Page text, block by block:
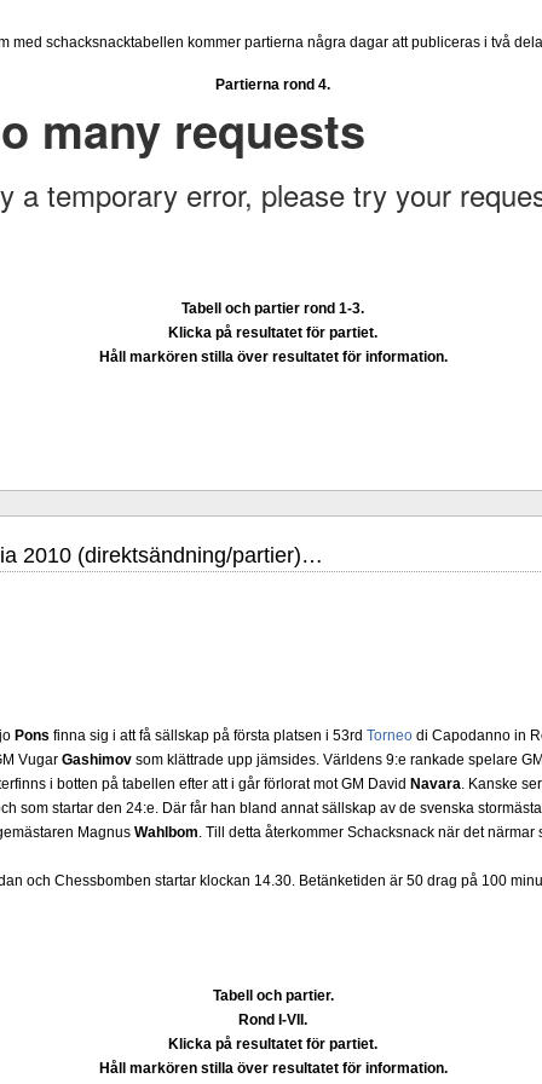
han inte ska förlora sitt anséende som världsmästare och undvika
Chris Bird är tävlingsledare
sina tävlingar under SM i Eskilstuna. Lottningen i första
Mitt stalltips är att Lindberg blir en tuff nöt för de övriga deltagarna att knäcka.
Läs de 8
mästare - I huvudet på Ulf Andersson
- har äntligen skrivits
i schackvärlden. Glenn Ek på Sportförlaget i Västerås visade ett genuint
även i det facket. Andra populära kategorier är annars spel,
Robert Okpu har tillsammans med språkläraren och IM Thomas Engqvist
pedagogiska kommentarer och de som vill se de nya fotografierna. Den
har alltså äntligen skrivits....
med schacksnacktabellen kommer partierna några dagar att publiceras i två
Partierna rond 4.
Tabell och partier rond 1-3.
Klicka på resultatet för partiet.
Håll markören stilla över resultatet för information.
2010 (direktsändning/partier)…
Pons finna sig i att få sällskap på första platsen i 53rd Torneodi Capodanno in
Vugar Gashimov som klättrade upp jämsides. Världens 9:e rankade spelare
i botten på tabellen efter att i går förlorat mot GM David Navara. Kanske
som startar den 24:e. Där får han bland annat sällskap av de svenska
Magnus Wahlbom. Till detta återkommer Schacksnack när det närmar
och Chessbomben startar klockan 14.30. Betänketiden är 50 drag på 100
Tabell och partier.
Rond I-VII.
Klicka på resultatet för partiet.
Håll markören stilla över resultatet för information.